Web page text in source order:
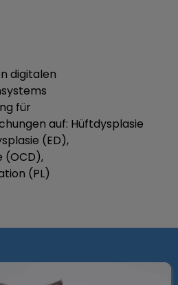
digitalen
für
auf: Hüftdysplasie
(ED),
(OCD),
(PL)